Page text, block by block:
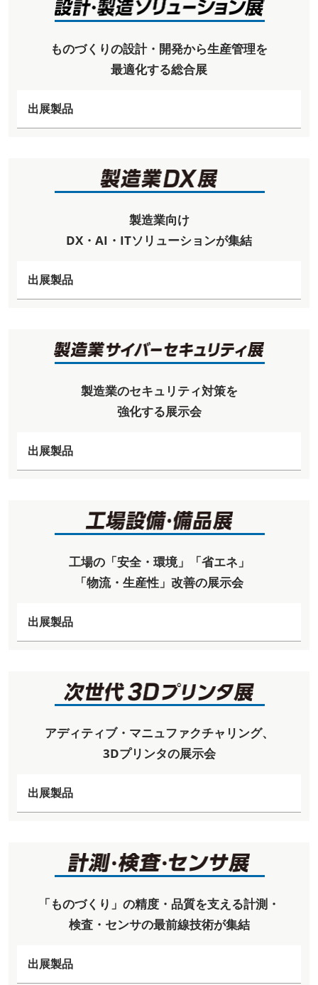
ものづくりの設計・開発から生産管理を
最適化する総合展
出展製品
製造業向け
DX・AI・ITソリューションが集結
出展製品
製造業のセキュリティ対策を
強化する展示会
出展製品
工場の「安全・環境」「省エネ」
「物流・生産性」改善の展示会
出展製品
アディティブ・マニュファクチャリング、
3Dプリンタの展示会
出展製品
「ものづくり」の精度・品質を支える計測・
検査・センサの最前線技術が集結
出展製品